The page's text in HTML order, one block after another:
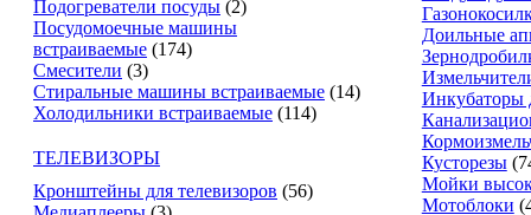
Подогреватели посуды (2)
Посудомоечные машины
встраиваемые (174)
Смесители (3)
Стиральные машины встраиваемые (14)
Холодильники встраиваемые (114)
ТЕЛЕВИЗОРЫ
Кронштейны для телевизоров (56)
Доильные
Инкубаторы
Кусторезы
Мойки
Мотоблоки